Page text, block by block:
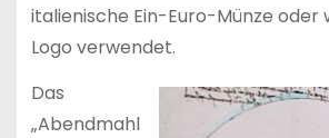
italienische Ein-Euro-Münze oder
Logo verwendet.
Das
„Abendmahl